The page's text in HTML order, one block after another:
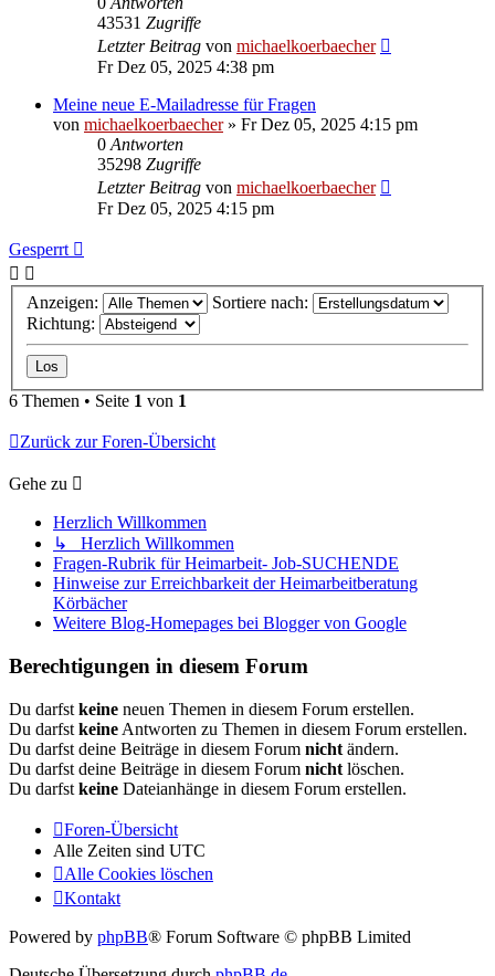
43531 Zugriffe
Letzter Beitrag von michaelkoerbaecher
Fr Dez 05, 2025 4:38 pm
Meine neue E-Mailadresse für Fragen
von michaelkoerbaecher» Fr Dez 05, 2025 4:15 pm
0 Antworten
35298 Zugriffe
Letzter Beitrag von michaelkoerbaecher
Fr Dez 05, 2025 4:15 pm
Gesperrt
Anzeigen:
Sortiere nach:
Richtung:
6 Themen • Seite 1 von 1
Zurück zur Foren-Übersicht
Gehe zu
Herzlich Willkommen
↳ Herzlich Willkommen
Fragen-Rubrik für Heimarbeit- Job-SUCHENDE
Hinweise zur Erreichbarkeit der Heimarbeitberatung
Körbächer
Weitere Blog-Homepages bei Blogger von Google
Berechtigungen in diesem Forum
Du darfst keine neuen Themen in diesem Forum erstellen.
Du darfst keine Antworten zu Themen in diesem Forum erstellen.
Du darfst deine Beiträge in diesem Forum nicht ändern.
Du darfst deine Beiträge in diesem Forum nicht löschen.
Du darfst keine Dateianhänge in diesem Forum erstellen.
Foren-Übersicht
Alle Zeiten sind UTC
Alle Cookies löschen
Kontakt
Powered by phpBB® Forum Software © phpBB Limited